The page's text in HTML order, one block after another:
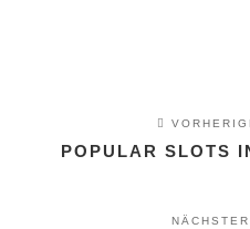
POPULAR SLOTS